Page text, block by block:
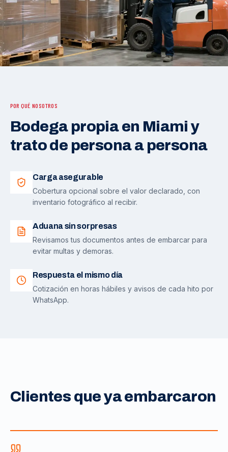
POR QUÉ NOSOTROS
Bodega propia en Miami y
trato de persona a persona
Carga asegurable
Cobertura opcional sobre el valor declarado, con
inventario fotográfico al recibir.
Aduana sin sorpresas
Revisamos tus documentos antes de embarcar para
evitar multas y demoras.
Respuesta el mismo día
Cotización en horas hábiles y avisos de cada hito por
WhatsApp.
Clientes que ya embarcaron